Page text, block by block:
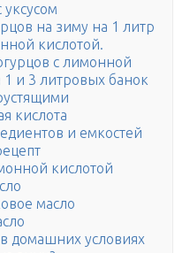
на зиму на 1 литр
кислотой.
с лимонной
1 и 3 литровых банок
кислота
и емкостей
кислотой
масло
домашних условиях